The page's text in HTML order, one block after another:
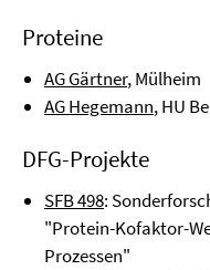
Proteine
AG Gärtner, Mülheim
AG Hegemann, HU
DFG-Projekte
SFB 498:
"Protein-Kofaktor-
Prozessen"